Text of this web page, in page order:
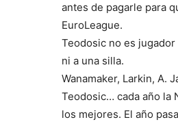
antes de pagarle para
EuroLeague.
Teodosic no es
ni a una silla.
Wanamaker, Larkin, A.
Teodosic… cada año la
los mejores. El año